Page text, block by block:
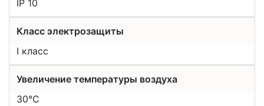
IP 10
Класс электрозащиты
I класс
Увеличение температуры воздуха
30°С